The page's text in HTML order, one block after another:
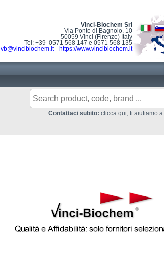
Vinci-Biochem Srl
Via Ponte di Bagnolo, 10
50059 Vinci (Firenze) Italy
Tel: +39 0571 568 147 e 0571 568 135
vb@vincibiochem.it- https://www.vincibiochem.it
Contattaci subito: clicca qui, ti aiutiamo